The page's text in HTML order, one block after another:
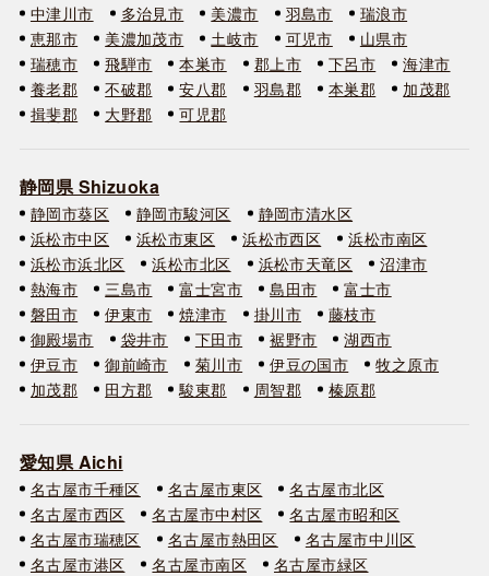
中津川市
多治見市 美濃市 羽島市
瑞浪市
恵那市
美濃加茂市 土岐市 可児市
山県市
瑞穂市
飛騨市 本巣市 郡上市 下呂市
海津市
養老郡
不破郡 安八郡 羽島郡 本巣郡
加茂郡
揖斐郡
大野郡 可児郡
静岡県 Shizuoka
静岡市葵区 静岡市駿河区
静岡市清水区
浜松市中区
浜松市東区 浜松市西区
浜松市南区
浜松市浜北区
浜松市北区 浜松市天竜区
沼津市
熱海市
三島市 富士宮市 島田市
富士市
磐田市
伊東市 焼津市 掛川市
藤枝市
御殿場市
袋井市 下田市 裾野市
湖西市
伊豆市
御前崎市 菊川市 伊豆の国市
牧之原市
加茂郡
田方郡 駿東郡 周智郡 榛原郡
愛知県 Aichi
名古屋市千種区 名古屋市東区
名古屋市北区
名古屋市西区
名古屋市中村区
名古屋市昭和区
名古屋市瑞穂区
名古屋市熱田区
名古屋市中川区
名古屋市港区
名古屋市南区
名古屋市緑区